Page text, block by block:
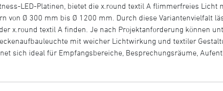
LED-Platinen, bietet die x.round textil A flimmerfreies
von Ø 300 mm bis Ø 1200 mm. Durch diese Variantenvielfalt
x.round textil A finden. Je nach Projektanforderung können
mit weicher Lichtwirkung und textiler
sich ideal für Empfangsbereiche, Besprechungsräume,